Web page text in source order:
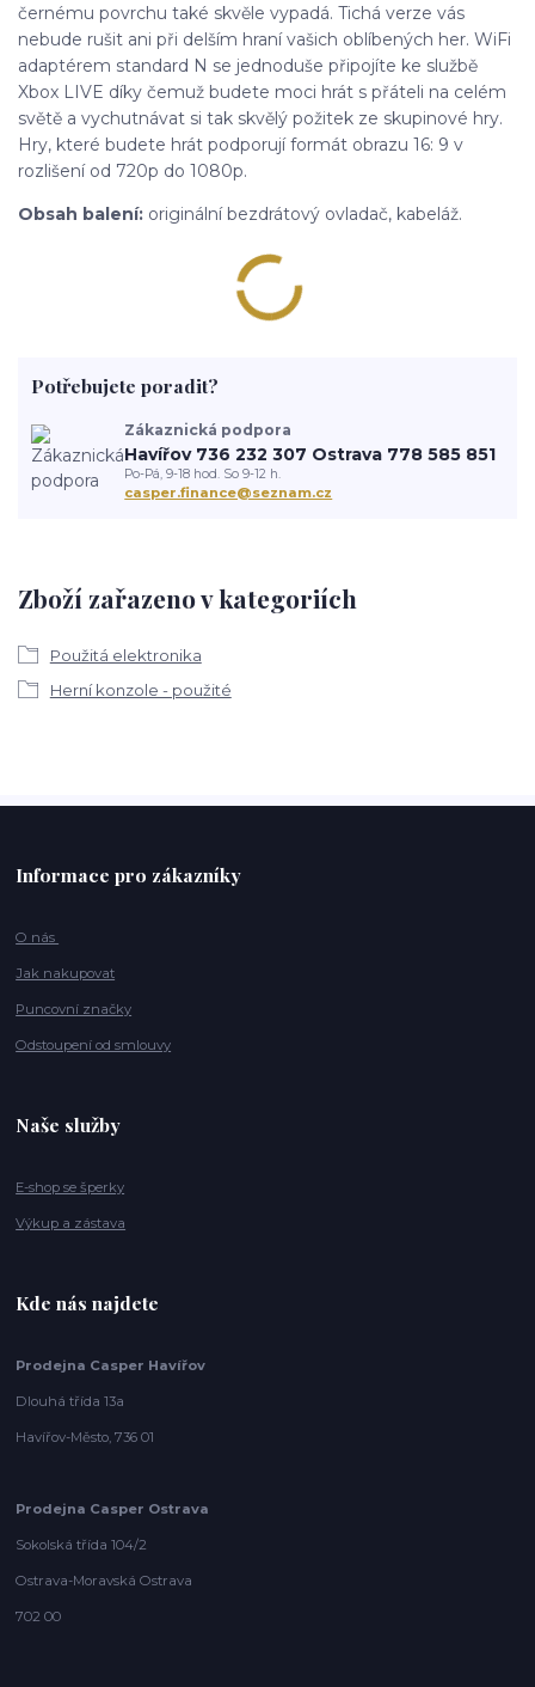
černému povrchu také skvěle vypadá. Tichá verze vás
nebude rušit ani při delším hraní vašich oblíbených her. WiFi
adaptérem standard N se jednoduše připojíte ke službě
Xbox LIVE díky čemuž budete moci hrát s přáteli na celém
světě a vychutnávat si tak skvělý požitek ze skupinové hry.
Hry, které budete hrát podporují formát obrazu 16: 9 v
rozlišení od 720p do 1080p.
Obsah balení: originální bezdrátový ovladač, kabeláž.
Zboží zařazeno v kategoriích
Použitá elektronika
Herní konzole - použité
Potřebujete poradit?
Zákaznická podpora
Havířov 736 232 307 Ostrava 778 585 851
Po-Pá, 9-18 hod. So 9-12 h.
casper.finance@seznam.cz
Informace pro zákazníky
O nás
Jak nakupovat
Puncovní značky
Odstoupení od smlouvy
Naše služby
E-shop se šperky
Výkup a zástava
Kde nás najdete
Prodejna Casper Havířov
Dlouhá třída 13a
Havířov-Město, 736 01
Prodejna Casper Ostrava
Sokolská třída 104/2
Ostrava-Moravská Ostrava
702 00